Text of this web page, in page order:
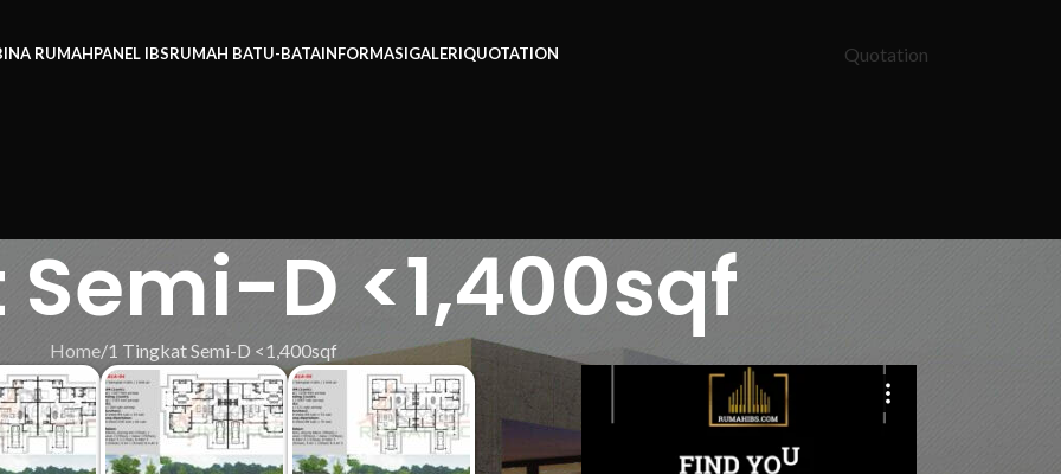
RUMAHPANEL IBSRUMAH BATU-BATAINFORMASIGALERIQUOTATION Quotation
Semi-D <1,400sqf
Home 1 Tingkat Semi-D <1,400sqf